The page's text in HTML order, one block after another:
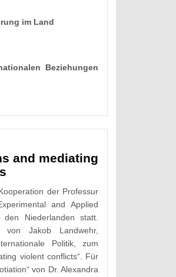
im Land
Beziehungen
and mediating
der Professur
and Applied
Niederlanden statt.
von Jakob Landwehr,
Politik, zum
violent conflicts“. Für
von Dr. Alexandra